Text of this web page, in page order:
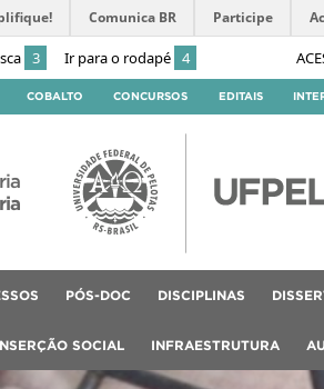
3 Ir para o rodapé 4
Comunica BR Participe
COBALTO CONCURSOS EDITAIS
PÓS-DOC DISCIPLINAS
SOCIAL INFRAESTRUTURA